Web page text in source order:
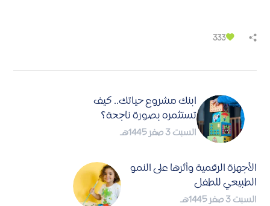
333
ابنك مشروع حياتك.. كيف
تستثمره بصورة ناجحة؟
السبت 3 صفر 1445هـ
الأجهزة الرقمية وأثرها على النمو
الطبيعي للطفل
السبت 3 صفر 1445هـ